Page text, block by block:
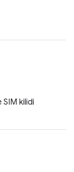
SIM kilidi